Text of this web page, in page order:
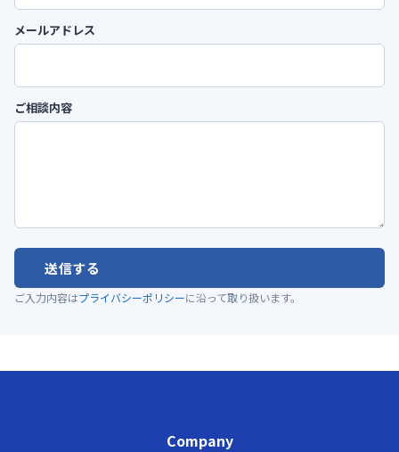
メールアドレス
ご相談内容
送信する
ご入力内容はプライバシーポリシーに沿って取り扱います。
Company